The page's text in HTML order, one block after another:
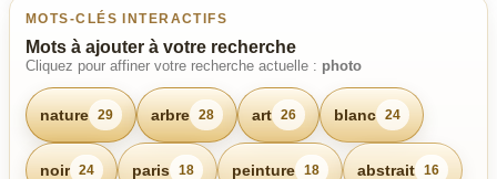
MOTS-CLÉS INTERACTIFS
Mots à ajouter à votre recherche
Cliquez pour affiner votre recherche actuelle : photo
nature 29 arbre 28 art 26 blanc 24
noir 24 paris 18 peinture 18 abstrait 16